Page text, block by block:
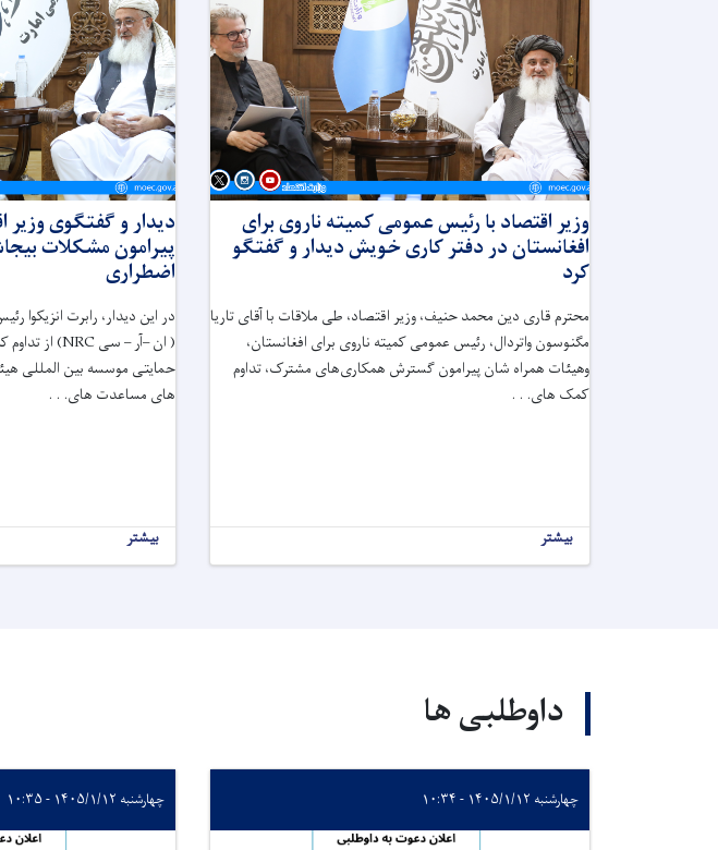
وزیر اقتصاد با رئیس عمومی کمیته ناروی برای
افغانستان در دفتر کاری خویش دیدار و گفتگو
کرد
محترم قاری دین ‌محمد حنیف، وزیر اقتصاد، طی ملاقات با آقای تاریا
مگنوسون واتردال، رئیس عمومی کمیته ناروی برای افغانستان،
وهیئات همراه شان پیرامون گسترش همکاری‌های مشترک، تداوم
کمک های. . .
بیشتر
دیدار و گفتگوی وزیر
پیرامون مشکلات
اضطراری
در این دیدار، رابرت
( ان –آر – سی NRC) از
حمایتی موسسه بین المللی
های مساعدت های. . .
بیشتر
داوطلبی ها
چهارشنبه ۱۴۰۵/۱/۱۲ - ۱۰:۳۴ چهارشنبه ۱۴۰۵/۱/۱۲ - ۱۰:۳۵